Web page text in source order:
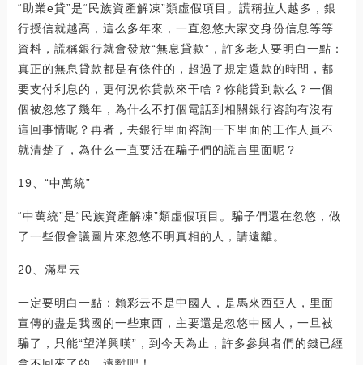
“助業e貸”是“民族資產解凍”類虛假項目。謊稱拉人越多，銀
行授信就越高，這么多年來，一直忽悠大家交身份信息等等
資料，謊稱銀行就會發放“無息貸款”，許多老人要明白一點：
真正的無息貸款都是有條件的，超過了規定還款的時間，都
要支付利息的，更何況你貸款來干啥？你能貸到款么？一個
個被忽悠了幾年，為什么不打個電話到相關銀行咨詢有沒有
這回事情呢？再者，去銀行里面咨詢一下里面的工作人員不
就清楚了，為什么一直要活在騙子們的謊言里面呢？
19、“中萬統”
“中萬統”是“民族資產解凍”類虛假項目。騙子們還在忽悠，做
了一些假會議圖片來忽悠不明真相的人，請遠離。
20、滿星云
一定要明白一點：賴彩云不是中國人，是馬來西亞人，里面
宣傳的盡是我國的一些東西，主要還是忽悠中國人，一旦被
騙了，只能“望洋興嘆”，到今天為止，許多參與者們的錢已經